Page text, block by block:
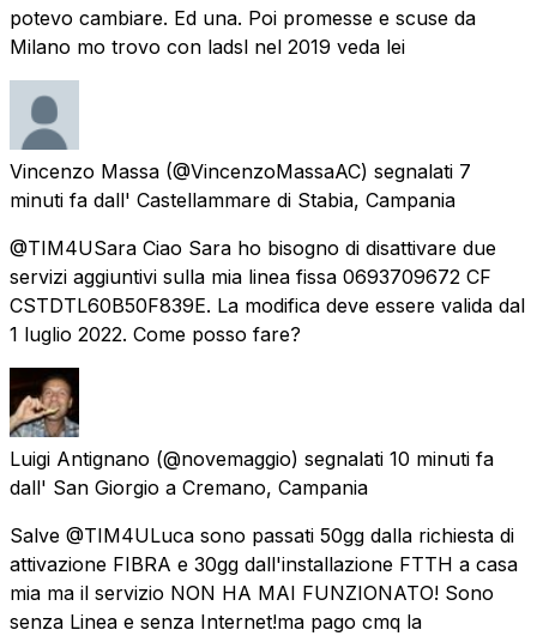
potevo cambiare. Ed una. Poi promesse e scuse da
Milano mo trovo con ladsl nel 2019 veda lei
Vincenzo Massa (@VincenzoMassaAC) segnalati 7
minuti fa dall' Castellammare di Stabia, Campania
@TIM4USara Ciao Sara ho bisogno di disattivare due
servizi aggiuntivi sulla mia linea fissa 0693709672 CF
CSTDTL60B50F839E. La modifica deve essere valida dal
1 luglio 2022. Come posso fare?
Luigi Antignano (@novemaggio) segnalati 10 minuti fa
dall' San Giorgio a Cremano, Campania
Salve @TIM4ULuca sono passati 50gg dalla richiesta di
attivazione FIBRA e 30gg dall'installazione FTTH a casa
mia ma il servizio NON HA MAI FUNZIONATO! Sono
senza Linea e senza Internet!ma pago cmq la